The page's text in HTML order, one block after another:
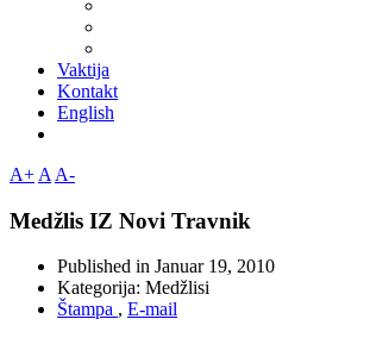
Vaktija
Kontakt
English
A+ A A-
Medžlis IZ Novi Travnik
Published in Januar 19, 2010
Kategorija: Medžlisi
Štampa , E-mail